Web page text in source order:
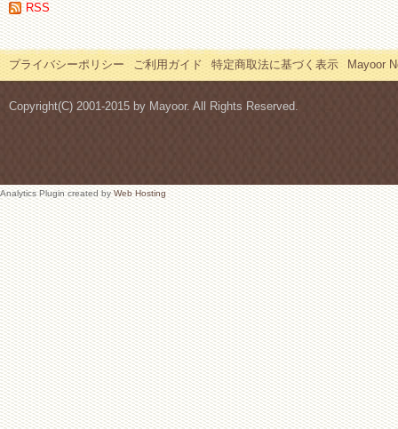
RSS
プライバシーポリシー ご利用ガイド 特定商取法に基づく表示 Mayoor
Copyright(C) 2001-2015 by Mayoor. All Rights Reserved.
Analytics Plugin created byWeb Hosting